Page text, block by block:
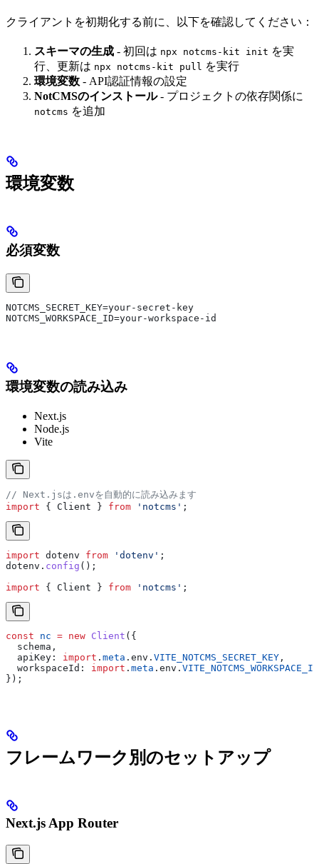
クライアントを初期化する前に、以下を確認してください：
スキーマの生成 - 初回は npx notcms-kit init を実
行、更新は npx notcms-kit pull を実行
環境変数 - API認証情報の設定
NotCMSのインストール- プロジェクトの依存関係に
notcms を追加
環境変数
必須変数
NOTCMS_SECRET_KEY=your-secret-key
NOTCMS_WORKSPACE_ID=your-workspace-id
環境変数の読み込み
Next.js
Node.js
Vite
// Next.jsは.envを自動的に読み込みます
import { Client } from 'notcms' ;
import dotenv from 'dotenv' ;
dotenv . config ();
import { Client } from 'notcms' ;
const nc = new Client ({
  schema
,
  apiKey:
import . meta . env . VITE_NOTCMS_SECRET_KEY ,
  workspaceId:
import . meta . env . VITE_NOTCMS_WORKSPACE_ID
});
フレームワーク別のセットアップ
Next.js App Router